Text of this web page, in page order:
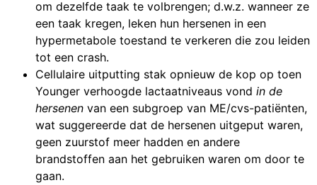
om dezelfde taak te volbrengen; d.w.z. wanneer ze
een taak kregen, leken hun hersenen in een
hypermetabole toestand te verkeren die zou leiden
tot een crash.
Cellulaire uitputting stak opnieuw de kop op toen
Younger verhoogde lactaatniveaus vond in de
hersenen van een subgroep van ME/cvs-patiënten,
wat suggereerde dat de hersenen uitgeput waren,
geen zuurstof meer hadden en andere
brandstoffen aan het gebruiken waren om door te
gaan.